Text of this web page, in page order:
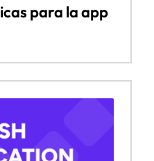
para la app